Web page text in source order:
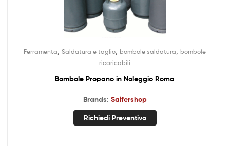
Ferramenta Saldatura e taglio bombole saldatura bombole
ricaricabili
Bombole Propano in Noleggio Roma
Brands: Salfershop
Richiedi Preventivo